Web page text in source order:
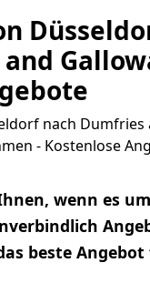
nach Dumfries
- Kostenlose
wenn es
beste